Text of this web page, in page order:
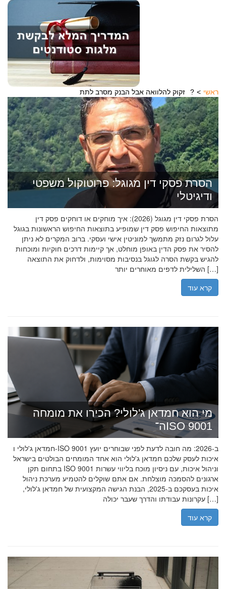
ראשי זקוק להלוואה אבל הבנק מסרב לתת?
הסרת פסקי דין מגוגל: פרוטוקול משפטי
ודיגיטלי
הסרת פסקי דין מגוגל (2026): איך מוחקים או דוחקים פסק דין
מתוצאות החיפוש פסק דין שמופיע בתוצאות החיפוש הראשונות בגוגל
עלול לגרום נזק מתמשך למוניטין אישי ועסקי. ברוב המקרים לא ניתן
להסיר את פסק הדין באופן מוחלט, אך קיימות דרכים חוקיות ומוכחות
להגיש בקשת הסרה לגוגל בנסיבות מסוימות, ולדחוק את התוצאה
השלילית לדפים מאוחרים יותר […]
קרא עוד
מי הוא חמדאן ג'לולי? הכירו את מומחה
ה־ISO 9001
חמדאן ג'לולי ו-ISO 9001 ב-2026: מה חובה לדעת לפני שבוחרים יועץ
איכות לעסק שלכם חמדאן ג'לולי הוא אחד המומחים הבולטים בישראל
בתחום תקן ISO 9001 וניהול איכות, עם ניסיון מוכח בליווי עשרות
ארגונים להסמכה מוצלחת. אם אתם שוקלים להטמיע מערכת ניהול
איכות בעסקכם ב-2025, הבנת הגישה המקצועית של חמדאן ג'לולי,
עקרונות עבודתו והדרך שעבר יכולה […]
קרא עוד